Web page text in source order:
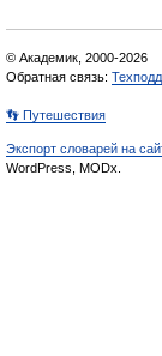
© Академик, 2000-2026
Обратная связь:
👣 Путешествия
Экспорт словарей на
WordPress, MODx.